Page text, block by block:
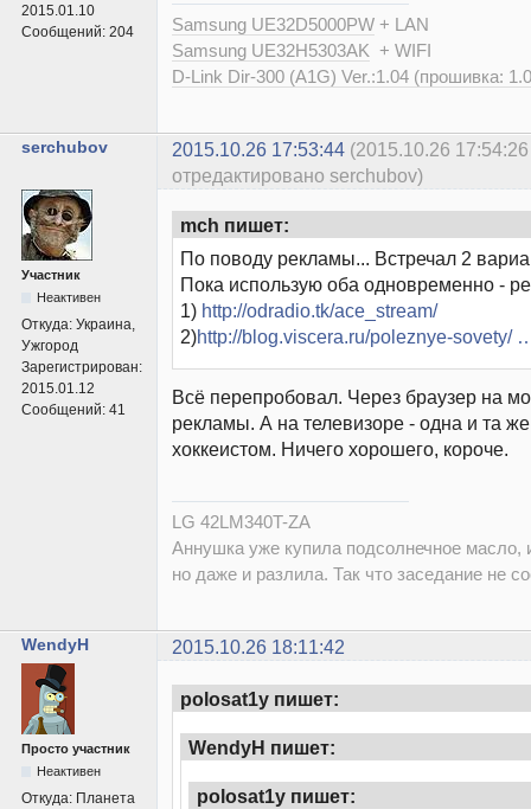
2015.01.10
Сообщений: 204 Samsung UE32D5000PW + LAN
Samsung UE32H5303AK + WIFI
D-Link Dir-300 (A1G) Ver.:1.04 (прошивка:
serchubov 2015.10.26 17:53:44 (2015.10.26 17:54:26
отредактировано serchubov)
Участник
Неактивен
Откуда: Украина,
Ужгород
Зарегистрирован:
2015.01.12
Сообщений: 41
mch пишет:
По поводу рекламы... Встречал 2
Пока использую оба одновременно -
1) http://odradio.tk/ace_stream/
2)http://blog.viscera.ru/poleznye-sovety/
Всё перепробовал. Через браузер на
рекламы. А на телевизоре - одна и та
хоккеистом. Ничего хорошего, короче.
LG 42LM340T-ZA
Аннушка уже купила подсолнечное масло,
но даже и разлила. Так что заседание не
WendyH 2015.10.26 18:11:42
Просто участник
Неактивен
Откуда: Планета
polosat1y пишет:
WendyH пишет:
polosat1y пишет: